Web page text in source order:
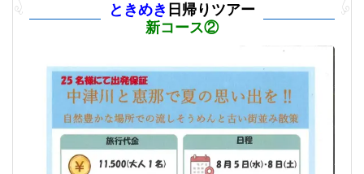
ときめき 日帰りツアー
新コース②